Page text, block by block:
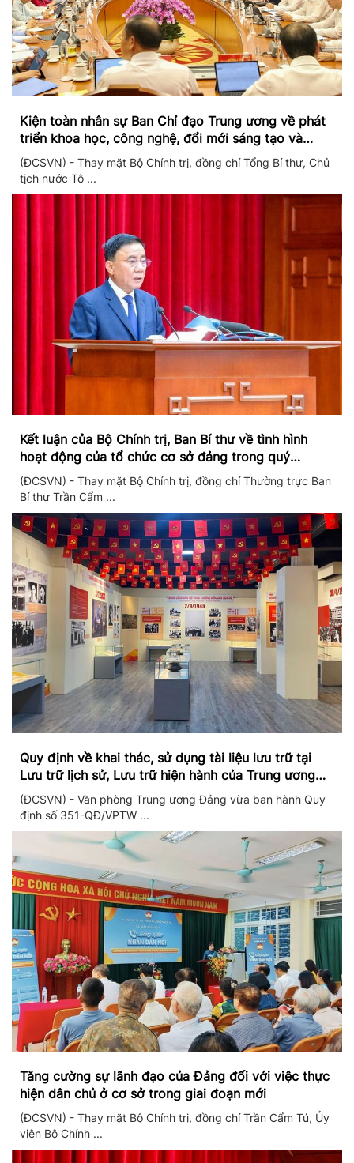
Kiện toàn nhân sự Ban Chỉ đạo Trung ương về phát
triển khoa học, công nghệ, đổi mới sáng tạo và
chuyển đổi số
(ĐCSVN) - Thay mặt Bộ Chính trị, đồng chí Tổng Bí thư, Chủ
tịch nước Tô ...
Kết luận của Bộ Chính trị, Ban Bí thư về tình hình
hoạt động của tổ chức cơ sở đảng trong quý
II/2026
(ĐCSVN) - Thay mặt Bộ Chính trị, đồng chí Thường trực Ban
Bí thư Trần Cẩm ...
Quy định về khai thác, sử dụng tài liệu lưu trữ tại
Lưu trữ lịch sử, Lưu trữ hiện hành của Trung ương
Đảng và Văn phòng Trung ương Đảng
(ĐCSVN) - Văn phòng Trung ương Đảng vừa ban hành Quy
định số 351-QĐ/VPTW ...
Tăng cường sự lãnh đạo của Đảng đối với việc thực
hiện dân chủ ở cơ sở trong giai đoạn mới
(ĐCSVN) - Thay mặt Bộ Chính trị, đồng chí Trần Cẩm Tú, Ủy
viên Bộ Chính ...